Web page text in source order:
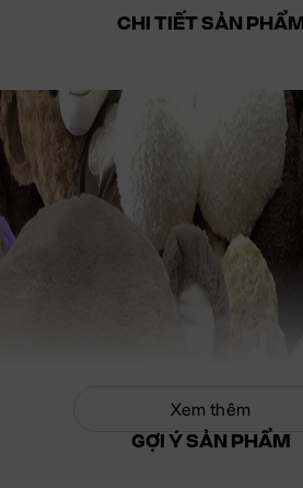
CHI TIẾT SẢN PHẨM
Xem thêm
GỢI Ý SẢN PHẨM